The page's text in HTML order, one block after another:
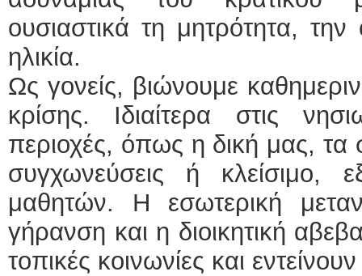
ουσιαστικά τη μητρότητα, την
ηλικία.
Ως γονείς, βιώνουμε
κρίσης. Ιδιαίτερα στις
περιοχές, όπως η δική μας, τα
συγχωνεύσεις ή κλείσιμο,
μαθητών. Η εσωτερική
γήρανση και η διοικητική
τοπικές κοινωνίες και